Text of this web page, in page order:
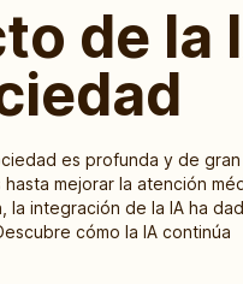
de la
es profunda y de
mejorar la atención
la integración de la IA ha
cómo la IA continúa